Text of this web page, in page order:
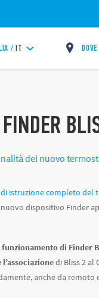
/ IT
del nuovo
istruzione completo del
dispositivo Finder
di Finder
di Bliss 2 al
anche da remoto